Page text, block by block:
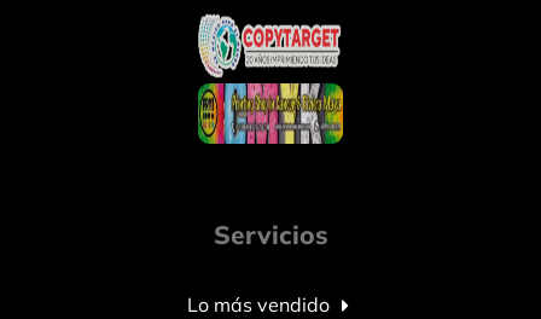
Servicios
Lo más vendido